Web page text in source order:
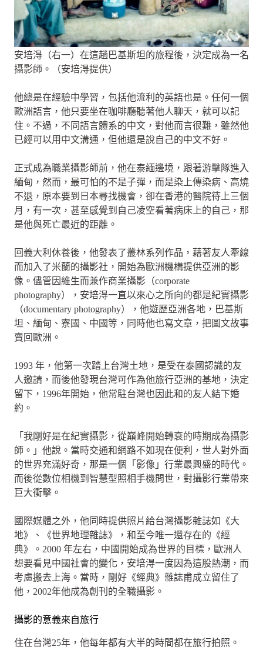
安培淂（右一）在這趟巴基斯坦的旅程後，決定成為一名
攝影師。（安培淂提供）
他總是在經驗中學習，包括他流利的英語也是。任何一個
歐洲語言，他只要坐在咖啡廳聽著他人聊天，就可以記
住。不過，不同語言體系的中文，對他而言很難，雖然他
已經可以用中文溝通，但他還是說自己的中文不好。
正式成為職業攝影師前，他在泰緬邊境，跟著游擊隊進入
緬甸，然而，最可怕的不是子彈，而是染上傳染病、高燒
不退，原本要到日本尋找機會，卻在香港的醫院待上三個
月，有一次，甚至感覺到自己凌空看著病床上的自己，那
是他與死亡最近的距離。
回義大利休養後，他發表了叢林系列作品，藉著友人牽線
而加入了米蘭的攝影社，開始為歐洲機構提供亞洲的影
像。儘管因維生而兼作商業攝影（corporate
photography），安培淂一直以來心之所向的都是紀實攝影
（documentary photography），他遊歷亞洲各地，巴基斯
坦、緬甸、寮國、中國等，同時他也寫文章，把圖文故事
賣回歐洲。
1993 年，他第一次踏上台灣土地，是受在泰國認識的友
人邀請，而後他發現台灣可作為他旅行亞洲的基地，決定
留下，1996年開始，他常駐台灣也因此和的友人結下婚
約。
「我剛好是在紀實攝影，從巔峰開始轉衰的時期成為攝影
師。」他說。當時交通和網路不如現在便利，世人對外面
的世界充滿好奇，那是一個「影像」行業最興盛的時代。
而後從數位相機到智慧型照相手機問世，對攝影行業帶來
巨大衝擊。
國際媒體之外，他同時提供照片給台灣攝影雜誌如《大
地》、《世界地理雜誌》，和至今唯一還存在的《經
典》。2000 年左右，中國開始成為世界的目標，歐洲人
想要看見中國社會的變化，安培淂一度因為這股熱潮，而
考慮搬去上海。當時，剛好《經典》雜誌甫成立留住了
他，2002年他成為創刊的全職攝影。
攝影的意義來自旅行
住在台灣25年，他每年都有大半的時間都在旅行拍照。